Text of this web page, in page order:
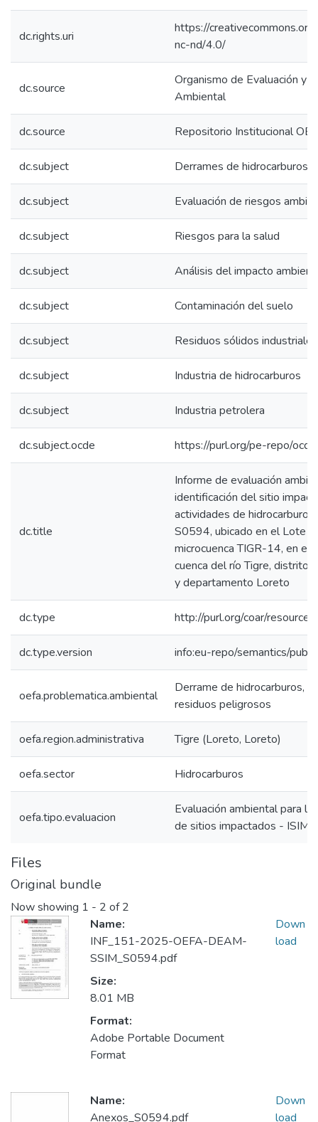
dc.rights.uri
https://
nc-nd/4.0/
dc.source
Organismo de Evaluación y
Ambiental
dc.source Repositorio Institucional
dc.subject Derrames de hidrocarburos
dc.subject Evaluación de riesgos
dc.subject Riesgos para la salud
dc.subject Análisis del impacto
dc.subject Contaminación del suelo
dc.subject Residuos sólidos industriales
dc.subject Industria de hidrocarburos
dc.subject Industria petrolera
dc.subject.ocde https://purl.org/pe-repo/
dc.title
Informe de evaluación
identificación del sitio
actividades de hidrocarburos
S0594, ubicado en el Lote
microcuenca TIGR-14, en el
cuenca del río Tigre, distrito
y departamento Loreto
dc.type http://purl.org/coar/
dc.type.version info:eu-repo/semantics/
oefa.problematica.ambiental
Derrame de hidrocarburos,
residuos peligrosos
oefa.region.administrativa Tigre (Loreto, Loreto)
oefa.sector Hidrocarburos
oefa.tipo.evaluacion
Evaluación ambiental para la
de sitios impactados - ISIM
Files
Original bundle
Now showing 1 - 2 of 2
Name:
INF_151-2025-OEFA-DEAM-
SSIM_S0594.pdf
Size:
8.01 MB
Format:
Adobe Portable Document
Format
Down
load
Name:
Anexos_S0594.pdf
Down
load